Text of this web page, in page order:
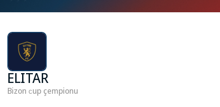
ELITAR
Bizon сup çempionu